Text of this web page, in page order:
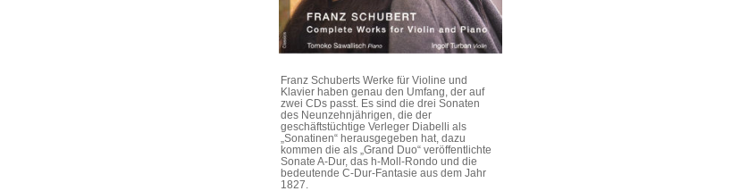
Franz Schuberts Werke für Violine und
Klavier haben genau den Umfang, der auf
zwei CDs passt. Es sind die drei Sonaten
des Neunzehnjährigen, die der
geschäftstüchtige Verleger Diabelli als
„Sonatinen“ herausgegeben hat, dazu
kommen die als „Grand Duo“ veröffentlichte
Sonate A-Dur, das h-Moll-Rondo und die
bedeutende C-Dur-Fantasie aus dem Jahr
1827.